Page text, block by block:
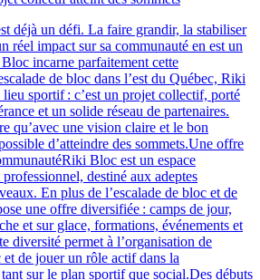
déjà un défi. La faire grandir, la stabiliser
réel impact sur sa communauté en est un
incarne parfaitement cette
de bloc dans l’est du Québec, Riki
sportif : c’est un projet collectif, porté
et un solide réseau de partenaires.
qu’avec une vision claire et le bon
d’atteindre des sommets.Une offre
Bloc est un espace
destiné aux adeptes
En plus de l’escalade de bloc et de
une offre diversifiée : camps de jour,
et sur glace, formations, événements et
diversité permet à l’organisation de
de jouer un rôle actif dans la
sur le plan sportif que social.Des débuts